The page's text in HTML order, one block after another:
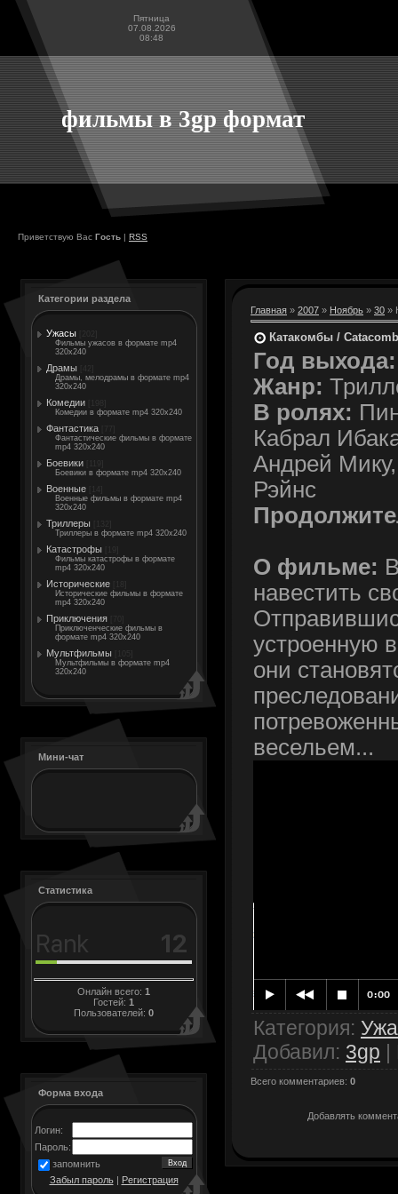
Пятница
07.08.2026
08:48
фильмы в 3gp формат
Приветствую Вас Гость | RSS
Категории раздела
Ужасы
Фильмы ужасов в формате mp4
320x240
Драмы
Драмы, мелодрамы в формате mp4
320x240
Комедии
Комедии в формате mp4 320x240
Фантастика
Фантастические фильмы в формате
mp4 320x240
Боевики
Боевики в формате mp4 320x240
Военные
Военные фильмы в формате mp4
320x240
Триллеры
Триллеры в формате mp4 320x240
Катастрофы
Фильмы катастрофы в формате
mp4 320x240
Исторические
Исторические фильмы в формате
mp4 320x240
Приключения
Приключенческие фильмы в
формате mp4 320x240
Мультфильмы
Мультфильмы в формате mp4
320x240
Мини-чат
Статистика
Онлайн всего: 1
Гостей: 1
Пользователей: 0
Форма входа
Логин:
Пароль:
запомнить
Забыл пароль| Регистрация
Главная » 2007 » Ноябрь » 30 »
Катакомбы /
Год выхода:
Жанр:
В ролях:
Кабрал
Андрей
Рэйнс
О фильме:
навестить
устроенную
они
весельем...
Категория:
Добавил: 3gp |
Всего комментариев: 0
Добавлять